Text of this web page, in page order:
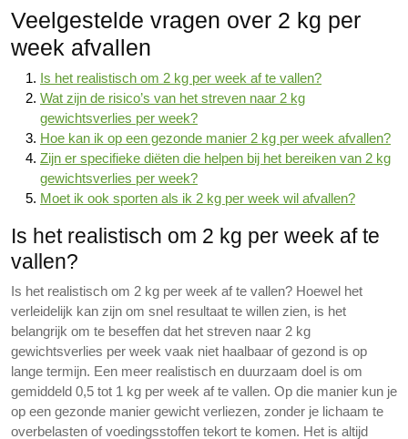
Veelgestelde vragen over 2 kg per
week afvallen
Is het realistisch om 2 kg per week af te vallen?
Wat zijn de risico’s van het streven naar 2 kg
gewichtsverlies per week?
Hoe kan ik op een gezonde manier 2 kg per week afvallen?
Zijn er specifieke diëten die helpen bij het bereiken van 2 kg
gewichtsverlies per week?
Moet ik ook sporten als ik 2 kg per week wil afvallen?
Is het realistisch om 2 kg per week af te
vallen?
Is het realistisch om 2 kg per week af te vallen? Hoewel het
verleidelijk kan zijn om snel resultaat te willen zien, is het
belangrijk om te beseffen dat het streven naar 2 kg
gewichtsverlies per week vaak niet haalbaar of gezond is op
lange termijn. Een meer realistisch en duurzaam doel is om
gemiddeld 0,5 tot 1 kg per week af te vallen. Op die manier kun je
op een gezonde manier gewicht verliezen, zonder je lichaam te
overbelasten of voedingsstoffen tekort te komen. Het is altijd